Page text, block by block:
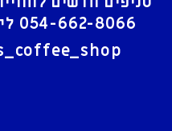
054-662-8066